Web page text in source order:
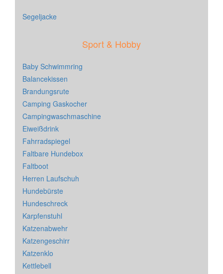
Segeljacke
Sport & Hobby
Baby Schwimmring
Balancekissen
Brandungsrute
Camping Gaskocher
Campingwaschmaschine
Eiweißdrink
Fahrradspiegel
Faltbare Hundebox
Faltboot
Herren Laufschuh
Hundebürste
Hundeschreck
Karpfenstuhl
Katzenabwehr
Katzengeschirr
Katzenklo
Kettlebell